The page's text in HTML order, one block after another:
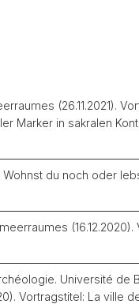
(26.11.2021).
Marker in sakralen
du noch oder
(16.12.2020).
Université de
Vortragstitel: La ville